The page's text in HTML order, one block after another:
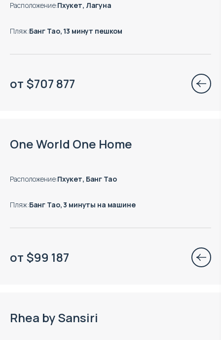
Расположение:Пхукет, Лагуна
Пляж:Банг Тао, 13 минут пешком
от $707 877
One World One Home
Расположение:Пхукет, Банг Тао
Пляж:Банг Тао, 3 минуты на машине
от $99 187
Rhea by Sansiri